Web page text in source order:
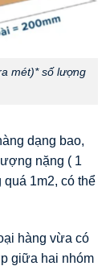
mét)* số lượng
dạng bao,
nặng ( 1
1m2, có thể
hàng vừa có
giữa hai nhóm